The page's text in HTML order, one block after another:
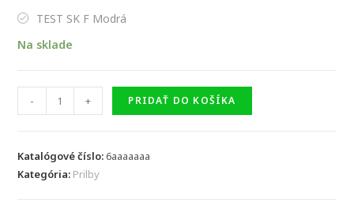
TEST SK F Modrá
Na sklade
-
množstvo
TEST
F
Modrá
+ PRIDAŤ DO KOŠÍKA
Katalógové číslo:6aaaaaaa
Kategória: Prilby